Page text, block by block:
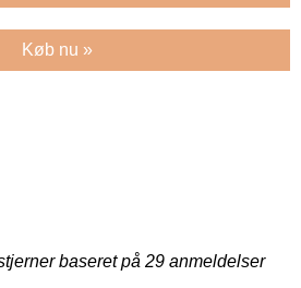
Køb nu »
baseret på 29 anmeldelser